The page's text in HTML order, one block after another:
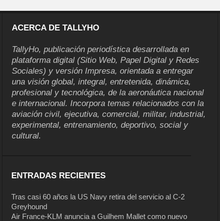
ACERCA DE TALLYHO
TallyHo, publicación periodística desarrollada en
plataforma digital (Sitio Web, Papel Digital y Redes
Sociales) y versión Impresa, orientada a entregar
una visión global, integral, entretenida, dinámica,
profesional y tecnológica, de la aeronáutica nacional
e internacional. Incorpora temas relacionados con la
aviación civil, ejecutiva, comercial, militar, industrial,
experimental, entrenamiento, deportivo, social y
cultural.
ENTRADAS RECIENTES
Tras casi 60 años la US Navy retira del servicio al C-2
Greyhound
Air France-KLM anuncia a Guilhem Mallet como nuevo